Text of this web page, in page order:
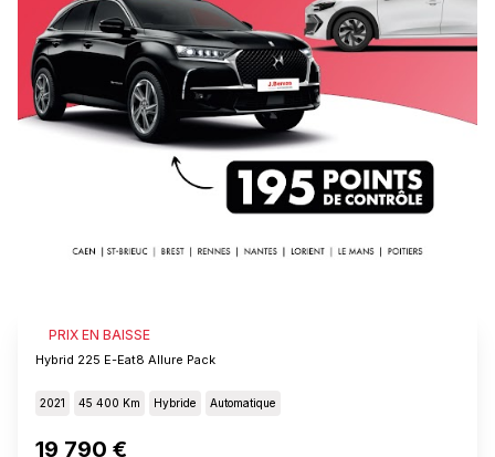
PRIX EN BAISSE
PEUGEOT 3008
Hybrid 225 E-Eat8 Allure Pack
2021 45 400 Km Hybride Automatique
19 790 €